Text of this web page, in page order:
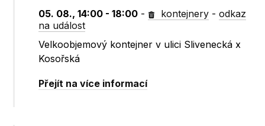
05. 08., 14:00 - 18:00 - kontejnery -odkaz
na událost
Velkoobjemový kontejner v ulici Slivenecká x
Kosořská
Přejít na více informací